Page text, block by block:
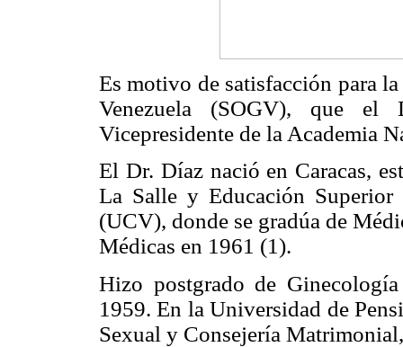
Es motivo de satisfacción para
Venezuela (SOGV), que
Vicepresidente de la Academia
El Dr. Díaz nació en Caracas,
La Salle y Educación Superior
(UCV), donde se gradúa de
Médicas en 1961 (1).
Hizo postgrado de
1959. En la Universidad de
Sexual y Consejería